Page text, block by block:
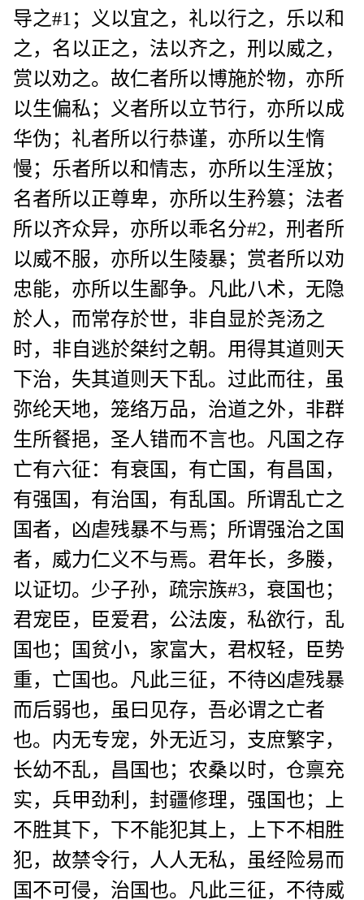
导之#1；义以宜之，礼以行之，乐以和
之，名以正之，法以齐之，刑以威之，
赏以劝之。故仁者所以博施於物，亦所
以生偏私；义者所以立节行，亦所以成
华伪；礼者所以行恭谨，亦所以生惰
慢；乐者所以和情志，亦所以生淫放；
名者所以正尊卑，亦所以生矜篡；法者
所以齐众异，亦所以乖名分#2，刑者所
以威不服，亦所以生陵暴；赏者所以劝
忠能，亦所以生鄙争。凡此八术，无隐
於人，而常存於世，非自显於尧汤之
时，非自逃於桀纣之朝。用得其道则天
下治，失其道则天下乱。过此而往，虽
弥纶天地，笼络万品，治道之外，非群
生所餐挹，圣人错而不言也。凡国之存
亡有六征：有衰国，有亡国，有昌国，
有强国，有治国，有乱国。所谓乱亡之
国者，凶虐残暴不与焉；所谓强治之国
者，威力仁义不与焉。君年长，多媵，
以证切。少子孙，疏宗族#3，衰国也；
君宠臣，臣爱君，公法废，私欲行，乱
国也；国贫小，家富大，君权轻，臣势
重，亡国也。凡此三征，不待凶虐残暴
而后弱也，虽曰见存，吾必谓之亡者
也。内无专宠，外无近习，支庶繁字，
长幼不乱，昌国也；农桑以时，仓禀充
实，兵甲劲利，封疆修理，强国也；上
不胜其下，下不能犯其上，上下不相胜
犯，故禁令行，人人无私，虽经险易而
国不可侵，治国也。凡此三征，不待威